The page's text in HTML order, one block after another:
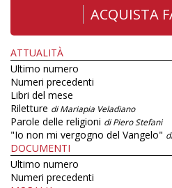
ACQUISTA
ATTUALITÀ
Ultimo numero
Numeri precedenti
Libri del mese
Riletture di Mariapia Veladiano
Parole delle religioni di Piero Stefani
"Io non mi vergogno del Vangelo"
DOCUMENTI
Ultimo numero
Numeri precedenti